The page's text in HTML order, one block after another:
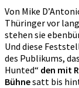
Von Mike
Thüringer vor
stehen sie
Und diese
des Publikums,
Hunted“ den mit
Bühnesatt bis